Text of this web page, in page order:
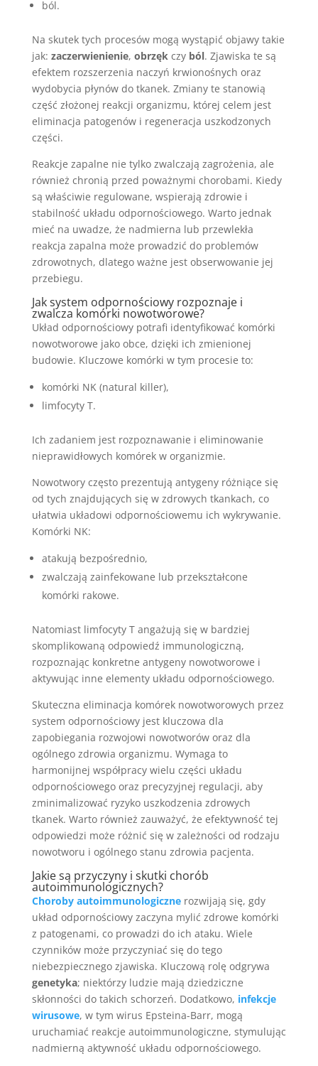
ból.
Na skutek tych procesów mogą wystąpić objawy takie
jak: zaczerwienienie, obrzęk czy ból. Zjawiska te są
efektem rozszerzenia naczyń krwionośnych oraz
wydobycia płynów do tkanek. Zmiany te stanowią
część złożonej reakcji organizmu, której celem jest
eliminacja patogenów i regeneracja uszkodzonych
części.
Reakcje zapalne nie tylko zwalczają zagrożenia, ale
również chronią przed poważnymi chorobami. Kiedy
są właściwie regulowane, wspierają zdrowie i
stabilność układu odpornościowego. Warto jednak
mieć na uwadze, że nadmierna lub przewlekła
reakcja zapalna może prowadzić do problemów
zdrowotnych, dlatego ważne jest obserwowanie jej
przebiegu.
Jak system odpornościowy rozpoznaje i
zwalcza komórki nowotworowe?
Układ odpornościowy potrafi identyfikować komórki
nowotworowe jako obce, dzięki ich zmienionej
budowie. Kluczowe komórki w tym procesie to:
komórki NK (natural killer),
limfocyty T.
Ich zadaniem jest rozpoznawanie i eliminowanie
nieprawidłowych komórek w organizmie.
Nowotwory często prezentują antygeny różniące się
od tych znajdujących się w zdrowych tkankach, co
ułatwia układowi odpornościowemu ich wykrywanie.
Komórki NK:
atakują bezpośrednio,
zwalczają zainfekowane lub przekształcone
komórki rakowe.
Natomiast limfocyty T angażują się w bardziej
skomplikowaną odpowiedź immunologiczną,
rozpoznając konkretne antygeny nowotworowe i
aktywując inne elementy układu odpornościowego.
Skuteczna eliminacja komórek nowotworowych przez
system odpornościowy jest kluczowa dla
zapobiegania rozwojowi nowotworów oraz dla
ogólnego zdrowia organizmu. Wymaga to
harmonijnej współpracy wielu części układu
odpornościowego oraz precyzyjnej regulacji, aby
zminimalizować ryzyko uszkodzenia zdrowych
tkanek. Warto również zauważyć, że efektywność tej
odpowiedzi może różnić się w zależności od rodzaju
nowotworu i ogólnego stanu zdrowia pacjenta.
Jakie są przyczyny i skutki chorób
autoimmunologicznych?
Choroby autoimmunologicznerozwijają się, gdy
układ odpornościowy zaczyna mylić zdrowe komórki
z patogenami, co prowadzi do ich ataku. Wiele
czynników może przyczyniać się do tego
niebezpiecznego zjawiska. Kluczową rolę odgrywa
genetyka; niektórzy ludzie mają dziedziczne
skłonności do takich schorzeń. Dodatkowo, infekcje
wirusowe, w tym wirus Epsteina-Barr, mogą
uruchamiać reakcje autoimmunologiczne, stymulując
nadmierną aktywność układu odpornościowego.